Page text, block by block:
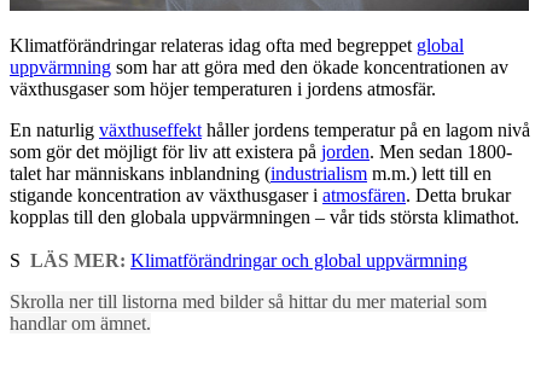
Klimatförändringar relateras idag ofta med begreppet global
uppvärmning som har att göra med den ökade koncentrationen av
växthusgaser som höjer temperaturen i jordens atmosfär.
En naturlig växthuseffekt håller jordens temperatur på en lagom nivå
som gör det möjligt för liv att existera på jorden. Men sedan 1800-
talet har människans inblandning (industrialism m.m.) lett till en
stigande koncentration av växthusgaser i atmosfären. Detta brukar
kopplas till den globala uppvärmningen – vår tids största klimathot.
S LÄS MER: Klimatförändringar och global uppvärmning
Skrolla ner till listorna med bilder så hittar du mer material som
handlar om ämnet.